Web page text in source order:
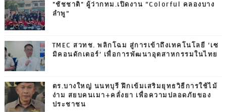
"ชัชชาติ" ผู้ว่ากทม.เปิดงาน “Colorful คลองบาง
ลำพู”
TMEC สวทช. พลิกโฉม สู่การเข้าถึงเทคโนโลยี ‘เซ
มิคอนดักเตอร์’ เพื่อการพัฒนาอุตสาหกรรมในไทย
ตร.บางใหญ่ นนทบุรี ฝึกเข้มเสริมยุทธวิธีการใช้ไม้
ง่าม สยบคนเมา+คลั่งยา เพื่อความปลอดภัยของ
ประชาชน